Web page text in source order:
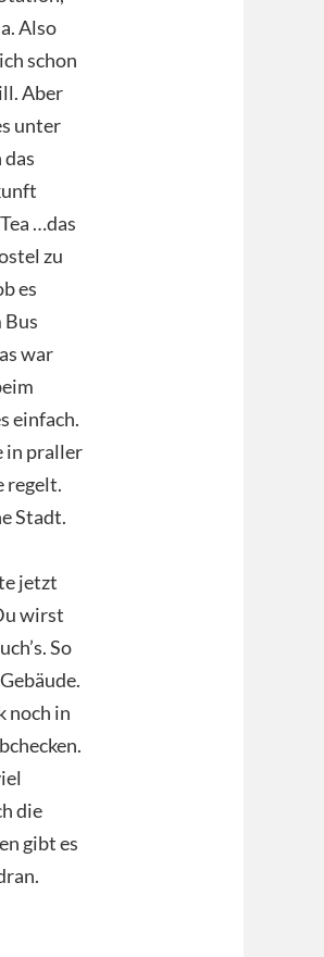
Also
schon
Aber
unter
…das
zu
es
Bus
war
einfach.
in praller
regelt.
Stadt.
jetzt
wirst
So
noch in
die
gibt es